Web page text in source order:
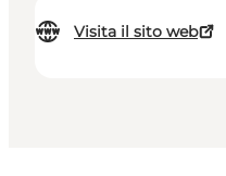
Dove dormire
Pianifica il viaggio
Visita il sito web